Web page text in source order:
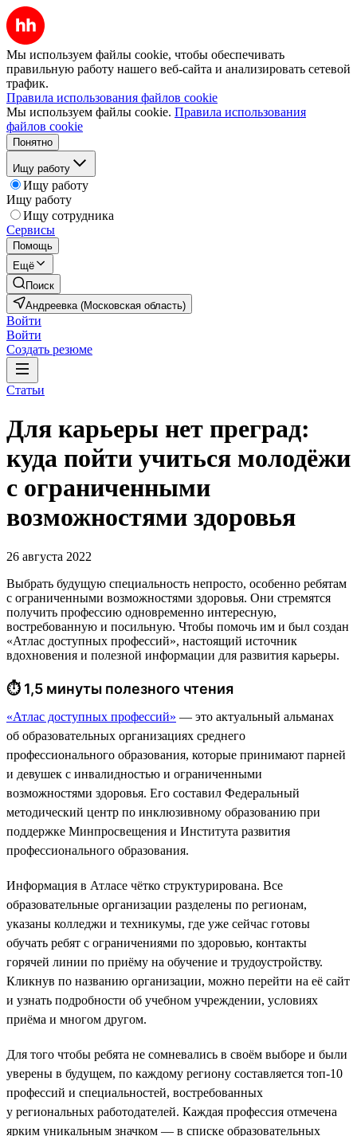
Мы используем файлы cookie, чтобы обеспечивать
правильную работу нашего веб-сайта и анализировать сетевой
трафик.
Правила использования файлов cookie
Мы используем файлы cookie. Правила использования
файлов cookie
Понятно
Ищу работу
Ищу работу
Ищу работу
Ищу сотрудника
Сервисы
Помощь
Ещё
Поиск
Андреевка (Московская область)
Войти
Войти
Создать резюме
Статьи
Для карьеры нет преград:
куда пойти учиться молодёжи
с ограниченными
возможностями здоровья
26 августа 2022
Выбрать будущую специальность непросто, особенно ребятам
с ограниченными возможностями здоровья. Они стремятся
получить профессию одновременно интересную,
востребованную и посильную. Чтобы помочь им и был создан
«Атлас доступных профессий», настоящий источник
вдохновения и полезной информации для развития карьеры.
⏱ 1,5 минуты полезного чтения
«Атлас доступных профессий» — это актуальный альманах
об образовательных организациях среднего
профессионального образования, которые принимают парней
и девушек с инвалидностью и ограниченными
возможностями здоровья. Его составил Федеральный
методический центр по инклюзивному образованию при
поддержке Минпросвещения и Института развития
профессионального образования.
Информация в Атласе чётко структурирована. Все
образовательные организации разделены по регионам,
указаны колледжи и техникумы, где уже сейчас готовы
обучать ребят с ограничениями по здоровью, контакты
горячей линии по приёму на обучение и трудоустройству.
Кликнув по названию организации, можно перейти на её сайт
и узнать подробности об учебном учреждении, условиях
приёма и многом другом.
Для того чтобы ребята не сомневались в своём выборе и были
уверены в будущем, по каждому региону составляется топ-10
профессий и специальностей, востребованных
у региональных работодателей. Каждая профессия отмечена
ярким уникальным значком — в списке образовательных